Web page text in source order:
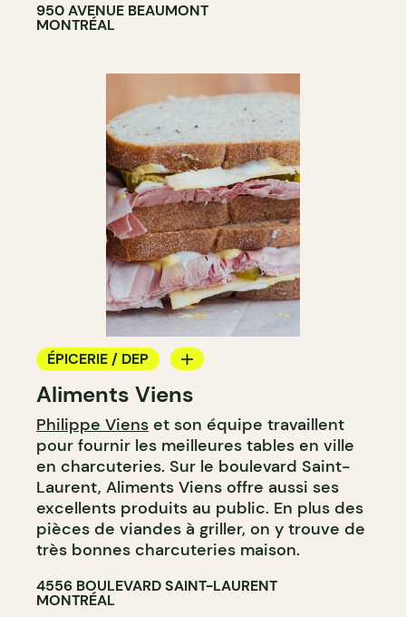
950 AVENUE BEAUMONT
MONTRÉAL
ÉPICERIE / DEP
COMPTOIR
BOUCHERIE
Aliments Viens
Philippe Viens et son équipe travaillent
pour fournir les meilleures tables en ville
en charcuteries. Sur le boulevard Saint-
Laurent, Aliments Viens offre aussi ses
excellents produits au public. En plus des
pièces de viandes à griller, on y trouve de
très bonnes charcuteries maison.
4556 BOULEVARD SAINT-LAURENT
MONTRÉAL